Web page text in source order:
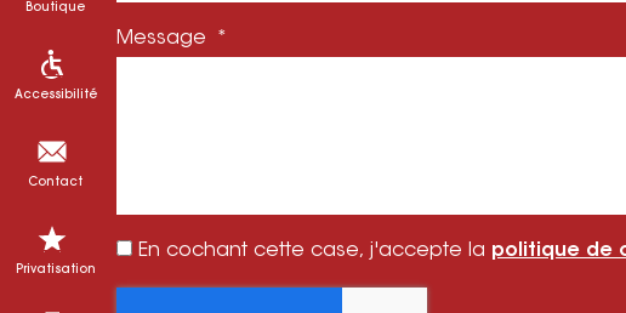
Boutique
Accessibilité
Contact
Privatisation
Message
En cochant cette case, j'accepte la politique de